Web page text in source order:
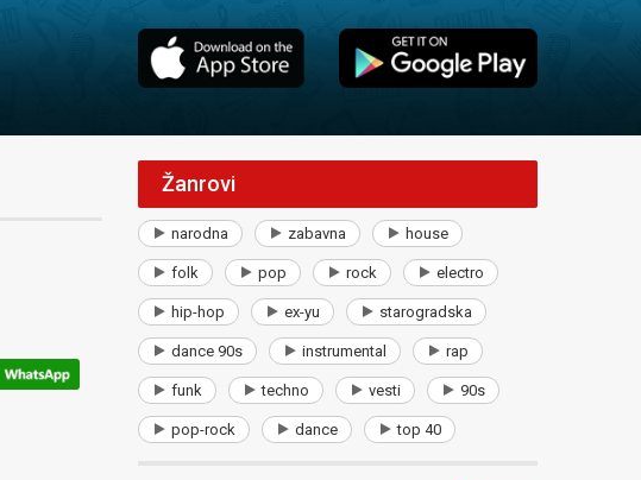
Žanrovi
narodna zabavna house
folk pop rock electro
hip-hop ex-yu starogradska
dance 90s instrumental rap
funk techno vesti 90s
pop-rock dance top 40